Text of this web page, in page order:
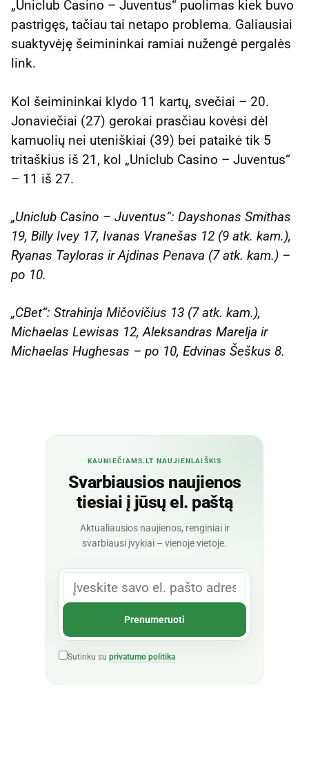
„Uniclub Casino – Juventus“ puolimas kiek buvo
pastrigęs, tačiau tai netapo problema. Galiausiai
suaktyvėję šeimininkai ramiai nužengė pergalės
link.
Kol šeimininkai klydo 11 kartų, svečiai – 20.
Jonaviečiai (27) gerokai prasčiau kovėsi dėl
kamuolių nei uteniškiai (39) bei pataikė tik 5
tritaškius iš 21, kol „Uniclub Casino – Juventus“
– 11 iš 27.
„Uniclub Casino – Juventus“: Dayshonas Smithas
19, Billy Ivey 17, Ivanas Vranešas 12 (9 atk. kam.),
Ryanas Tayloras ir Ajdinas Penava (7 atk. kam.) –
po 10.
„CBet“: Strahinja Mičovičius 13 (7 atk. kam.),
Michaelas Lewisas 12, Aleksandras Marelja ir
Michaelas Hughesas – po 10, Edvinas Šeškus 8.
KAUNIEČIAMS.LT NAUJIENLAIŠKIS
Svarbiausios naujienos
tiesiai į jūsų el. paštą
Aktualiausios naujienos, renginiai ir
svarbiausi įvykiai – vienoje vietoje.
Sutinku su privatumo politika